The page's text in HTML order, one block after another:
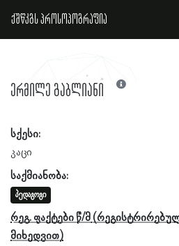
ქშწკგს პროსოპოგრაფია
ერმილე გაბლიანი
სქესი:
კაცი
საქმიანობა:
პედაგოგი
რეგ. ფაქტები წ/მ